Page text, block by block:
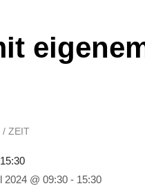
/ ZEIT
2024 @ 09:30 - 15:30